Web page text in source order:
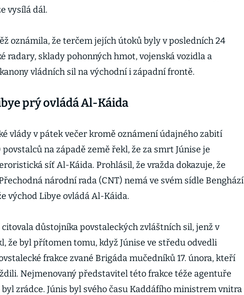
vysílá dál.
oznámila, že terčem jejích útoků byly v posledních 24
radary, sklady pohonných hmot, vojenská vozidla a
vládních sil na východní i západní frontě.
prý ovládá Al-Káida
vlády v pátek večer kromě oznámení údajného zabití
na západě země řekl, že za smrt Júnise je
síť Al-Káida. Prohlásil, že vražda dokazuje, že
národní rada (CNT) nemá ve svém sídle Benghází
východ Libye ovládá Al-Káida.
důstojníka povstaleckých zvláštních sil, jenž v
že byl přítomen tomu, když Júnise ve středu odvedli
frakce zvané Brigáda mučedníků 17. února, kteří
Nejmenovaný představitel této frakce téže agentuře
byl zrádce. Júnis byl svého času Kaddáfího ministrem vnitra